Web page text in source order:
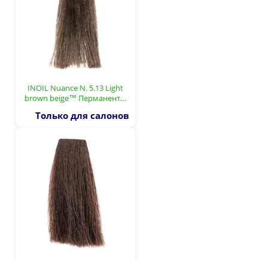
INOIL Nuance N. 5.13 Light
brown beige™ Перманент…
Только для салонов